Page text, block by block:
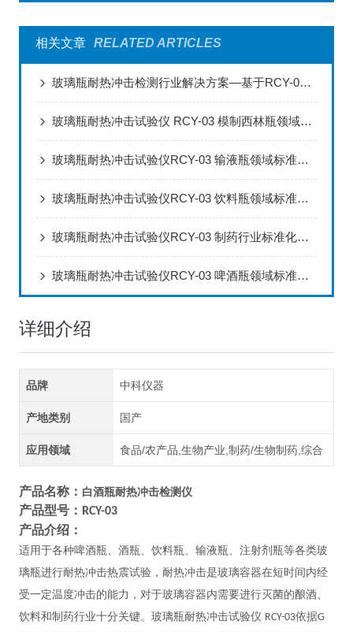
相关文章 RELATED ARTICLES
玻璃瓶耐热冲击检测行业解决方案—基于RCY-03试验仪的全场景应用实践
玻璃瓶耐热冲击试验仪 RCY-03 模制西林瓶领域标准化检测解决方案
玻璃瓶耐热冲击试验仪RCY-03 输液瓶领域标准化检测解决方案
玻璃瓶耐热冲击试验仪RCY-03 饮料瓶领域标准化检测解决方案
玻璃瓶耐热冲击试验仪RCY-03 制药行业标准化检测解决方案
玻璃瓶耐热冲击试验仪RCY-03 啤酒瓶领域标准化检测解决方案
详细介绍
品牌 中科仪器
产地类别 国产
应用领域 食品/农产品,生物产业,制药/生物制药,综合
产品名称： 白酒瓶耐热冲击检测仪
产品型号： RCY-03
产品介绍：
适用于各种啤酒瓶、酒瓶、饮料瓶、输液瓶、注射剂瓶等各类玻
璃瓶进行耐热冲击热震试验，耐热冲击是玻璃容器在短时间内经
受一定温度冲击的能力，对于玻璃容器内需要进行灭菌的酿酒、
饮料和制药行业十分关键。玻璃瓶耐热冲击试验仪 RCY-03依据G